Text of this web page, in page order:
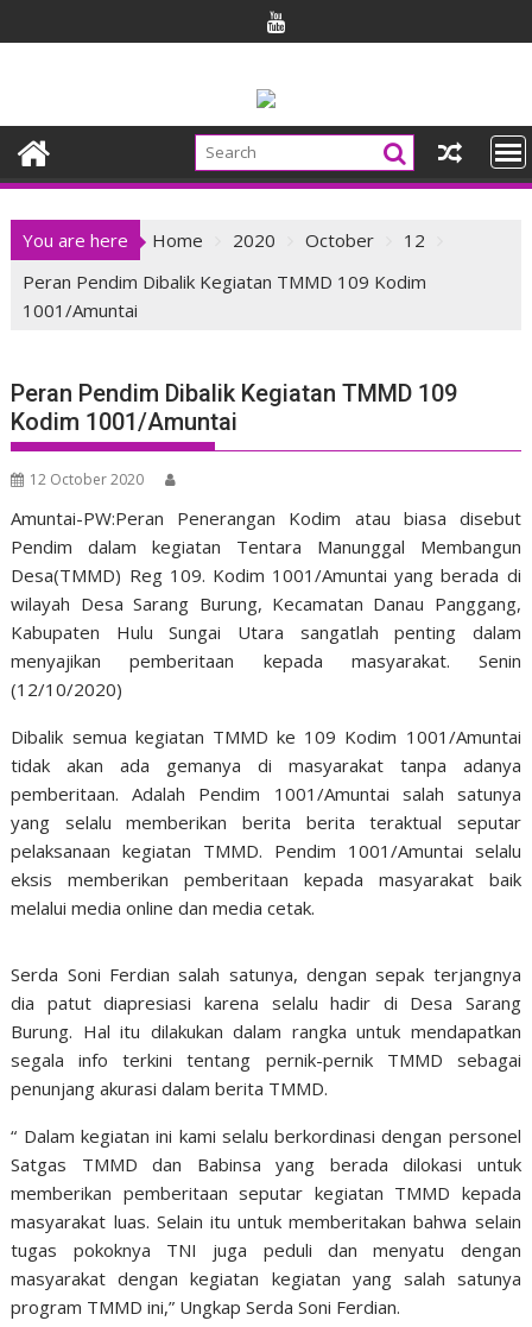
to
You are here Home 2020 October
12
Peran Pendim Dibalik Kegiatan TMMD 109 Kodim
1001/Amuntai
Peran Pendim Dibalik Kegiatan TMMD 109
Kodim 1001/Amuntai
12 October 2020
Amuntai-PW:Peran Penerangan Kodim atau biasa disebut
Pendim dalam kegiatan Tentara Manunggal Membangun
Desa(TMMD) Reg 109. Kodim 1001/Amuntai yang berada di
wilayah Desa Sarang Burung, Kecamatan Danau Panggang,
Kabupaten Hulu Sungai Utara sangatlah penting dalam
menyajikan pemberitaan kepada masyarakat. Senin
(12/10/2020)
Dibalik semua kegiatan TMMD ke 109 Kodim 1001/Amuntai
tidak akan ada gemanya di masyarakat tanpa adanya
pemberitaan. Adalah Pendim 1001/Amuntai salah satunya
yang selalu memberikan berita berita teraktual seputar
pelaksanaan kegiatan TMMD. Pendim 1001/Amuntai selalu
eksis memberikan pemberitaan kepada masyarakat baik
melalui media online dan media cetak.
Serda Soni Ferdian salah satunya, dengan sepak terjangnya
dia patut diapresiasi karena selalu hadir di Desa Sarang
Burung. Hal itu dilakukan dalam rangka untuk mendapatkan
segala info terkini tentang pernik-pernik TMMD sebagai
penunjang akurasi dalam berita TMMD.
“ Dalam kegiatan ini kami selalu berkordinasi dengan personel
Satgas TMMD dan Babinsa yang berada dilokasi untuk
memberikan pemberitaan seputar kegiatan TMMD kepada
masyarakat luas. Selain itu untuk memberitakan bahwa selain
tugas pokoknya TNI juga peduli dan menyatu dengan
masyarakat dengan kegiatan kegiatan yang salah satunya
program TMMD ini,” Ungkap Serda Soni Ferdian.